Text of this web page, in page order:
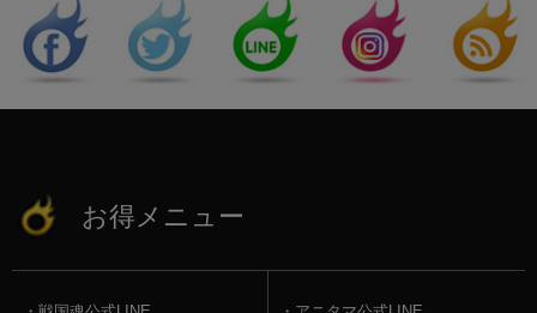
お得メニュー